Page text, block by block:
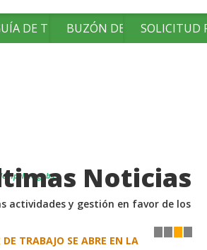
DE TRÁMITESBUZÓN DE SUGERENCIAS
SOLICITUD
Noticias
actividades y gestión en favor de los
1 2 3
TRABAJO SE ABRE EN LA